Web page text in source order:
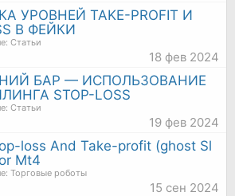
УРОВНЕЙ TAKE-PROFIT И
В ФЕЙКИ
Статьи
18 фев 2024
БАР — ИСПОЛЬЗОВАНИЕ
STOP-LOSS
Статьи
19 фев 2024
loss And Take-profit (ghost Sl
Mt4
Торговые роботы
15 сен 2024